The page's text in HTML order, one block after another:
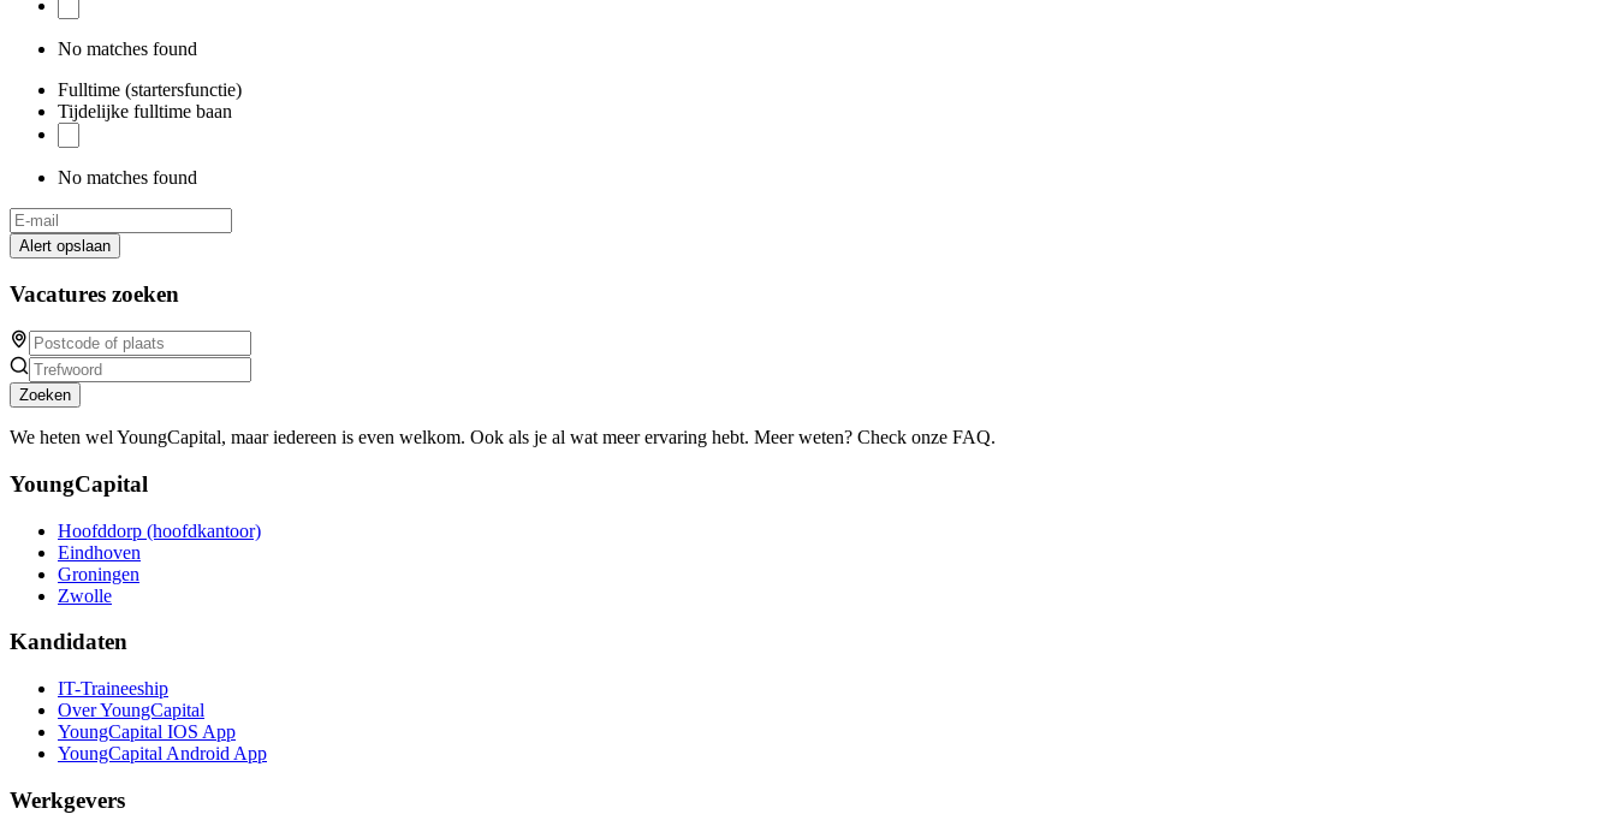
No matches found
Fulltime (startersfunctie)
Tijdelijke fulltime baan
No matches found
Alert opslaan
Vacatures zoeken
Zoeken
We heten wel YoungCapital, maar iedereen is even welkom. Ook als je al wat meer ervaring hebt. Meer weten? Check onze FAQ.
YoungCapital
Hoofddorp (hoofdkantoor)
Eindhoven
Groningen
Zwolle
Kandidaten
IT-Traineeship
Over YoungCapital
YoungCapital IOS App
YoungCapital Android App
Werkgevers